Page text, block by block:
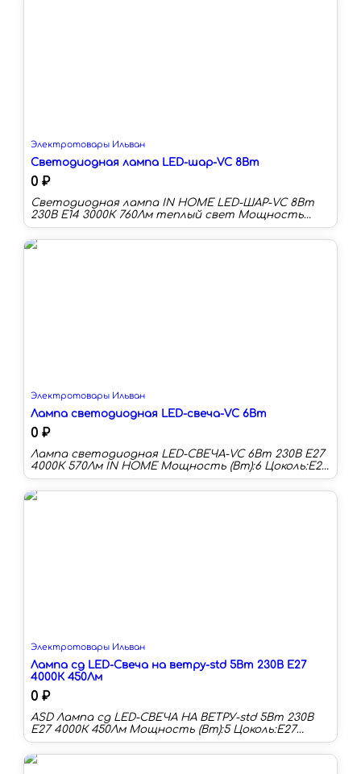
Электротовары Ильван
Светодиодная лампа LED-шар-VC 8Вт
0 ₽
Светодиодная лампа IN HOME LED-ШАР-VC 8Вт
230В Е14 3000К 760Лм теплый свет Мощность
(Вт):8 Цоколь:E14 Цветовая температура:3000К
Длина:83 мм Тип колбы:G Световой поток:760 лм
Световая отдача:95 лм/Вт
Электротовары Ильван
Лампа светодиодная LED-свеча-VC 6Вт
0 ₽
Лампа светодиодная LED-СВЕЧА-VC 6Вт 230В Е27
4000К 570Лм IN HOME Мощность (Вт):6 Цоколь:E27
Цветовая температура:4000 К Длина:107 мм Тип
колбы:C Световой поток:570 лм Световая
отдача:95 лм/Вт
Электротовары Ильван
Лампа сд LED-Свеча на ветру-std 5Вт 230В Е27
4000К 450Лм
0 ₽
ASD Лампа сд LED-СВЕЧА НА ВЕТРУ-std 5Вт 230В
Е27 4000К 450Лм Мощность (Вт):5 Цоколь:E27
Цветовая температура:4000 К Длина:135 мм Тип
колбы:CA Световой поток:450 лм Световая
отдача:90 лм/Вт